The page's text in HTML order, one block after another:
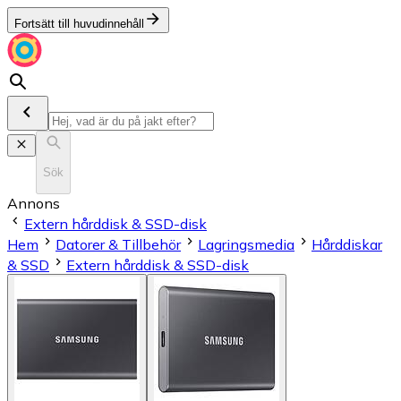
Fortsätt till huvudinnehåll
Sök
Annons
Extern hårddisk & SSD-disk
Hem
Datorer & Tillbehör Lagringsmedia
Hårddiskar
& SSD
Extern hårddisk & SSD-disk